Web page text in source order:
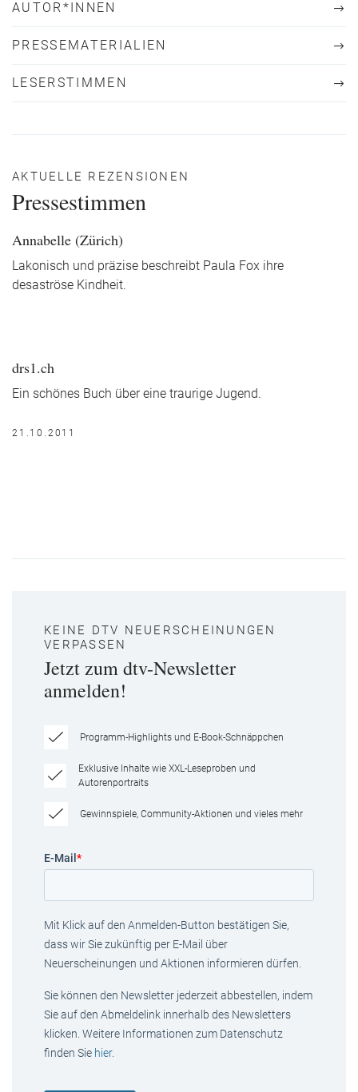
AUTOR*INNEN
PRESSEMATERIALIEN
LESERSTIMMEN
AKTUELLE REZENSIONEN
Pressestimmen
Annabelle (Zürich)
Lakonisch und präzise beschreibt Paula Fox ihre
desaströse Kindheit.
drs1.ch
Ein schönes Buch über eine traurige Jugend.
21.10.2011
KEINE DTV NEUERSCHEINUNGEN
VERPASSEN
Jetzt zum dtv-Newsletter
anmelden!
Programm-Highlights und E-Book-Schnäppchen
Exklusive Inhalte wie XXL-Leseproben und
Autorenportraits
Gewinnspiele, Community-Aktionen und vieles mehr
E-Mail *
Mit Klick auf den Anmelden-Button bestätigen Sie,
dass wir Sie zukünftig per E-Mail über
Neuerscheinungen und Aktionen informieren dürfen.
Sie können den Newsletter jederzeit abbestellen, indem
Sie auf den Abmeldelink innerhalb des Newsletters
klicken. Weitere Informationen zum Datenschutz
finden Sie hier.